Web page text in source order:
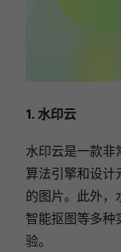
1. 水印云
水印云是一款非
算法引擎和设计
的图片。此外，
智能抠图等多种
验。